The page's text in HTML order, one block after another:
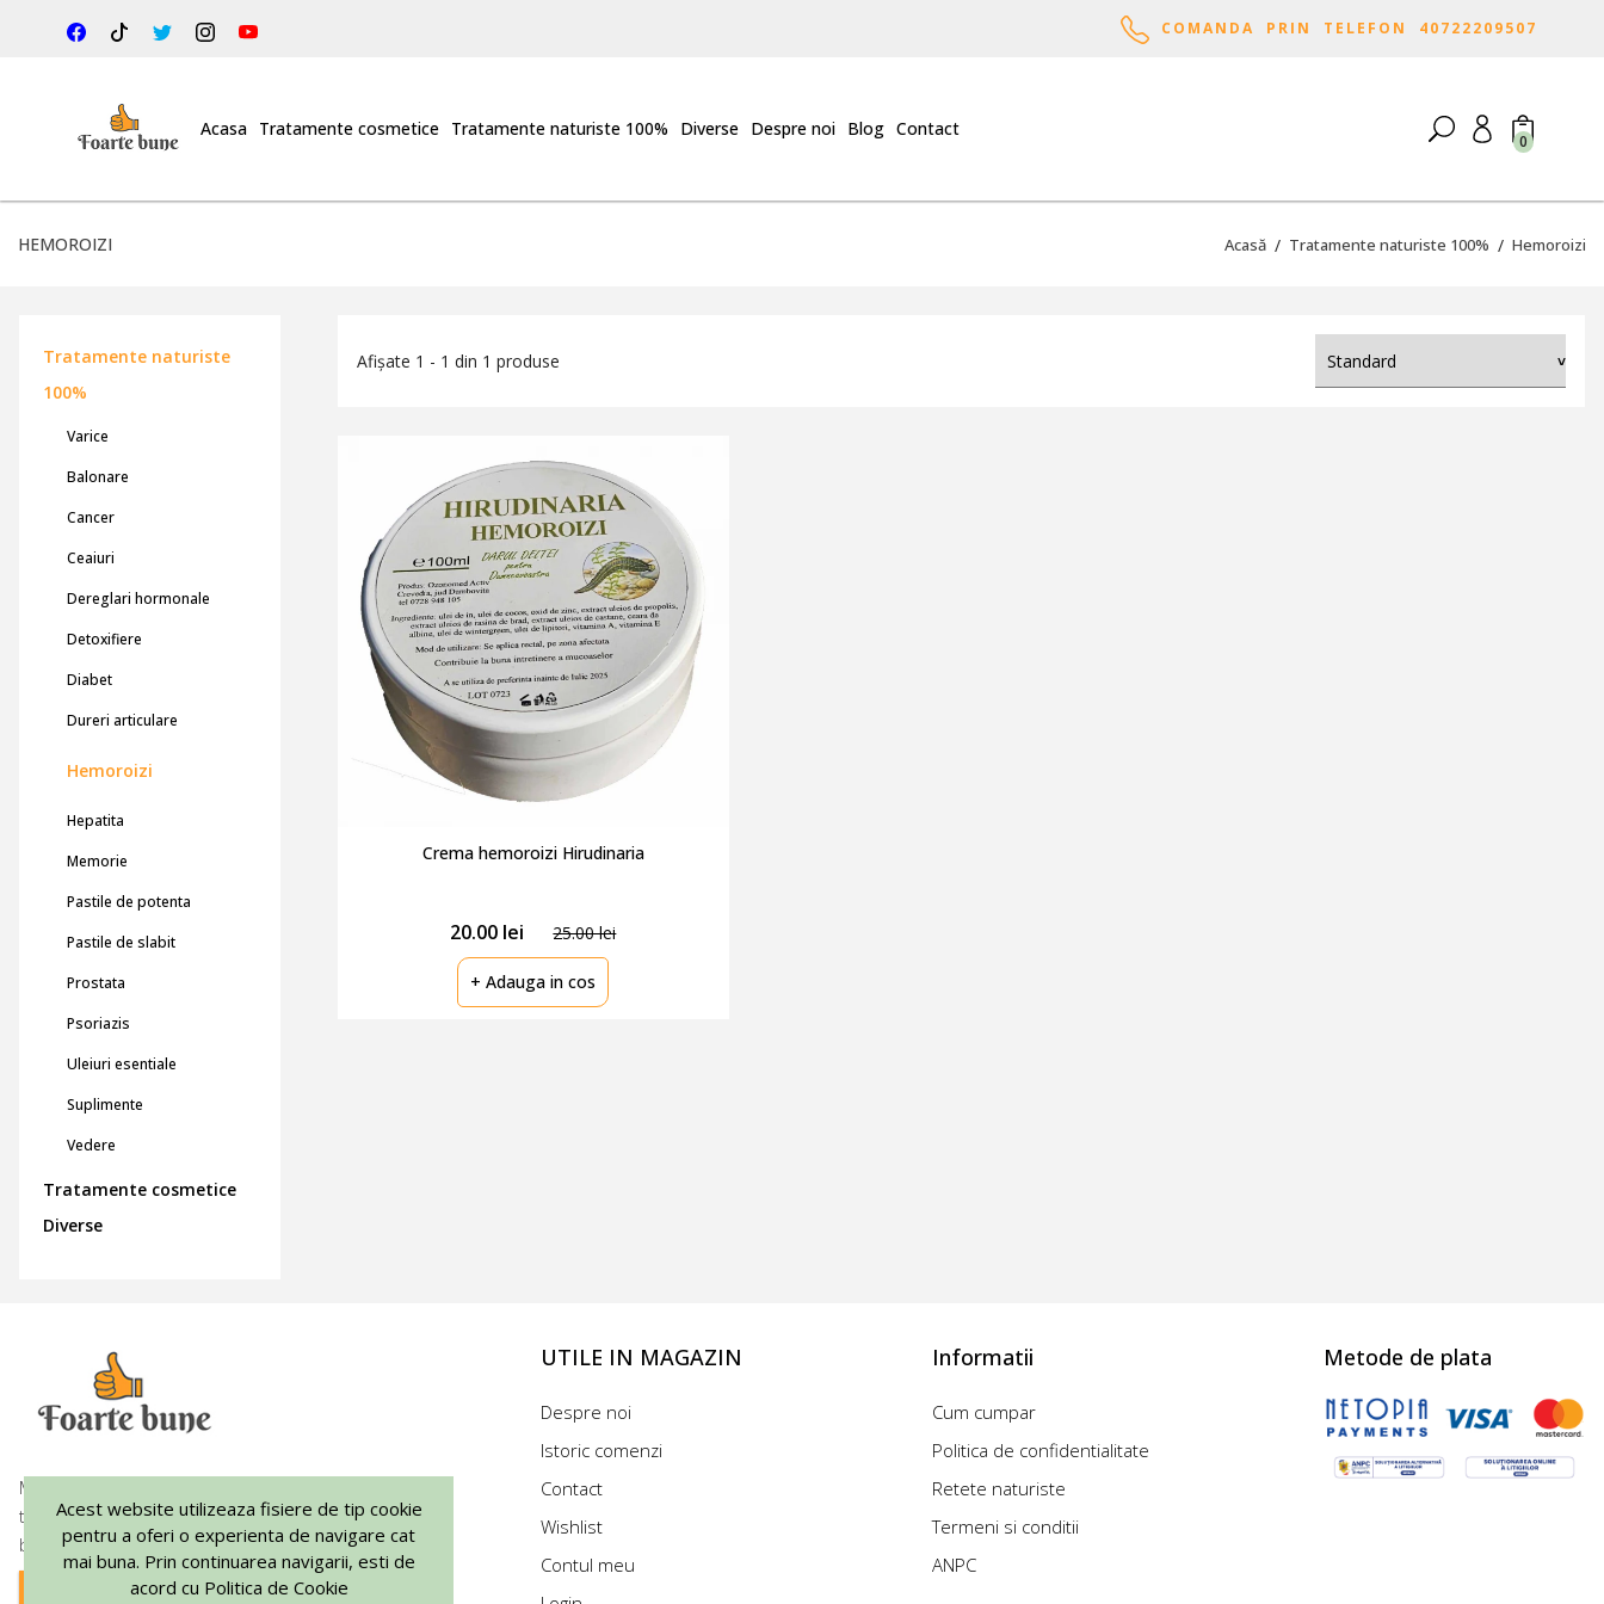
COMANDA PRIN TELEFON 40722209507
Acasa Tratamente cosmetice Tratamente naturiste 100% Diverse Despre noi Blog Contact
0
HEMOROIZI Acasă Tratamente naturiste 100% Hemoroizi
Tratamente naturiste
100%
Varice
Balonare
Cancer
Ceaiuri
Dereglari hormonale
Detoxifiere
Diabet
Dureri articulare
Hemoroizi
Hepatita
Memorie
Pastile de potenta
Pastile de slabit
Prostata
Psoriazis
Uleiuri esentiale
Suplimente
Vedere
Tratamente cosmetice
Diverse
Afișate 1 - 1 din 1 produse
Crema hemoroizi Hirudinaria
20.00 lei 25.00 lei
+ Adauga in cos
Magazin blog cu produse naturiste, noutati si
tratamente naturiste numai din categoria foarte
bune
UTILE IN MAGAZIN
Despre noi
Istoric comenzi
Contact
Wishlist
Contul meu
Informatii
Cum cumpar
Politica de confidentialitate
Retete naturiste
Termeni si conditii
ANPC
Metode de plata
Acest website utilizeaza fisiere de tip cookie
pentru a oferi o experienta de navigare cat
Inchide Preferinte